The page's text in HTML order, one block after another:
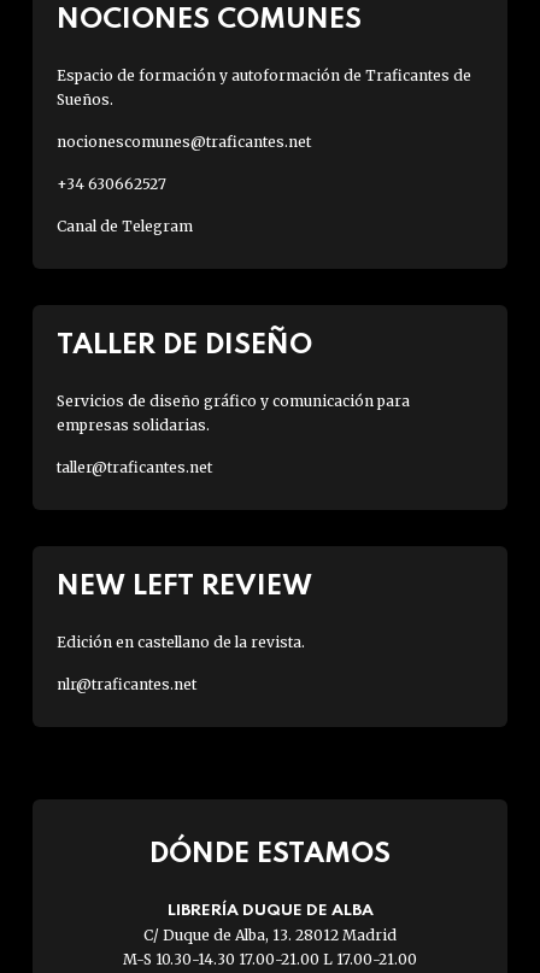
NOCIONES COMUNES
Espacio de formación y autoformación de Traficantes de
Sueños.
nocionescomunes@traficantes.net
+34 630662527
Canal de Telegram
TALLER DE DISEÑO
Servicios de diseño gráfico y comunicación para
empresas solidarias.
taller@traficantes.net
NEW LEFT REVIEW
Edición en castellano de la revista.
nlr@traficantes.net
DÓNDE ESTAMOS
LIBRERÍA DUQUE DE ALBA
C/ Duque de Alba, 13. 28012 Madrid
M-S 10.30-14.30 17.00-21.00 L 17.00-21.00